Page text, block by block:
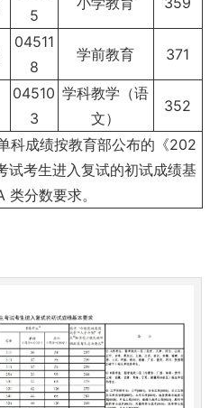
5
04511
8
学前教育 371
04510
3
学科教学（语
文）
352
科成绩按教育部公布的《202
试考生进入复试的初试成绩基
类分数要求。